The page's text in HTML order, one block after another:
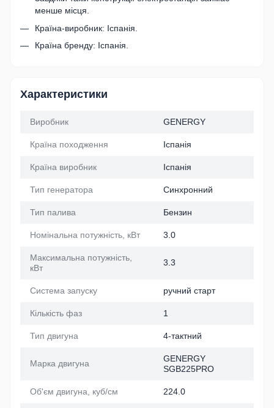
менше місця.
Країна-виробник: Іспанія.
Країна бренду: Іспанія.
Характеристики
Виробник GENERGY
Країна походження Іспанія
Країна виробник Іспанія
Тип генератора Синхронний
Тип палива Бензин
Номінальна потужність, кВт 3.0
Максимальна потужність,
кВт
3.3
Система запуску ручний старт
Кількість фаз 1
Тип двигуна 4-тактний
Марка двигуна
GENERGY
SGB225PRO
Об'єм двигуна, куб/см 224.0